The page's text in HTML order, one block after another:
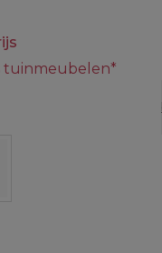
tuinmeubelen*